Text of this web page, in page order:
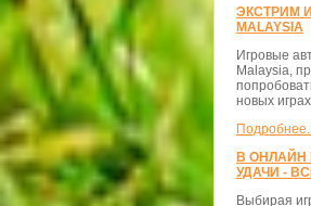
ЭКСТРИМ
MALAYSIA
Игровые
Malaysia,
новых
В ОНЛАЙН
УДАЧИ -
Выбирая